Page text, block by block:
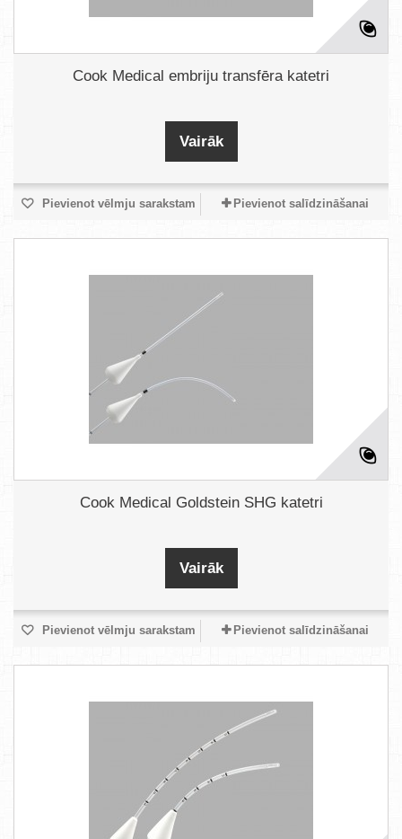
Cook Medical embriju transfēra katetri
Vairāk
Pievienot vēlmju sarakstam Pievienot salīdzināšanai
Cook Medical Goldstein SHG katetri
Vairāk
Pievienot vēlmju sarakstam Pievienot salīdzināšanai